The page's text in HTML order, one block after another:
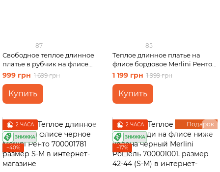
87
Свободное теплое длинное
платье в рубчик на флисе
бежевое Merlini Генуя
700001082 размер S-M (42-44)
999 грн 1 699 грн
Купить
85
Теплое длинное платье на
флисе бордовое Merlini Ренто
700001782 размер S-M
1 199 грн 1 999 грн
Купить
2 ЧАСА
−40%
Подарок
2 ЧАСА
−17%